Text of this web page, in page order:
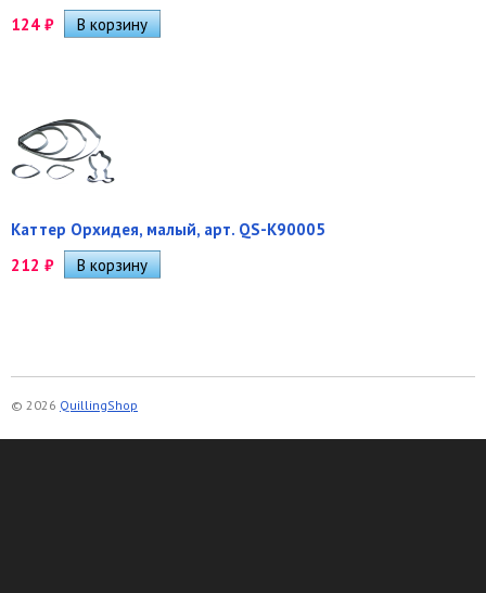
124 ₽
Каттер Орхидея, малый, арт. QS-K90005
212 ₽
© 2026 QuillingShop